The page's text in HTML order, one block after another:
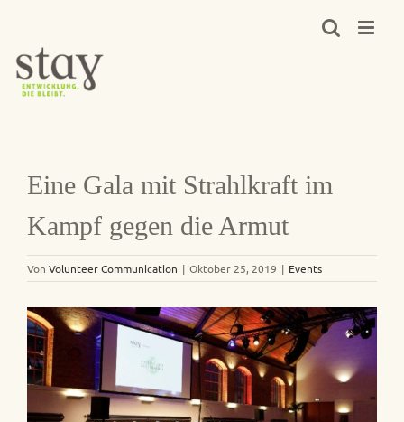
springen
Eine Gala mit Strahlkraft im
Kampf gegen die Armut
Von Volunteer Communication | Oktober 25, 2019 | Events
Zeige
grösseres
Bild